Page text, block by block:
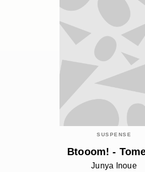
SUSPENSE
Btooom! -
Junya Inoue